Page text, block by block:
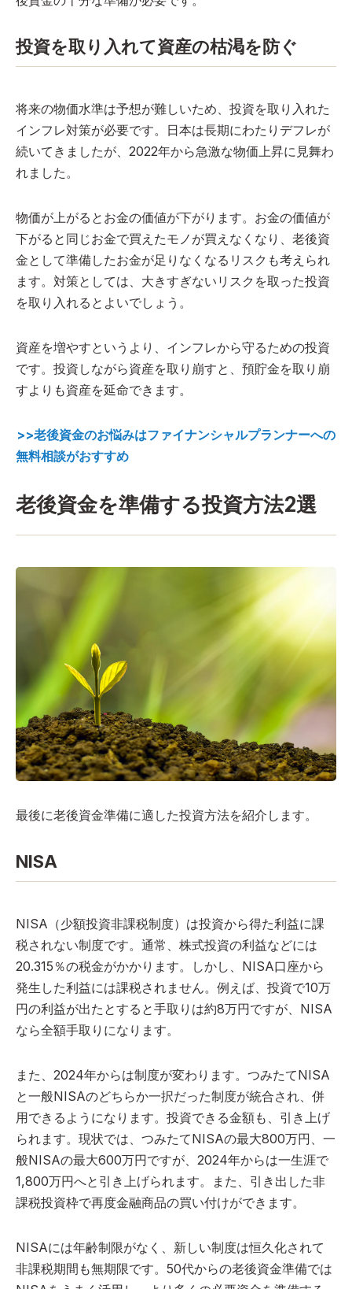
投資を取り入れて資産の枯渇を防ぐ
将来の物価水準は予想が難しいため、投資を取り入れた
インフレ対策が必要です。日本は長期にわたりデフレが
続いてきましたが、2022年から急激な物価上昇に見舞わ
れました。
物価が上がるとお金の価値が下がります。お金の価値が
下がると同じお金で買えたモノが買えなくなり、老後資
金として準備したお金が足りなくなるリスクも考えられ
ます。対策としては、大きすぎないリスクを取った投資
を取り入れるとよいでしょう。
資産を増やすというより、インフレから守るための投資
です。投資しながら資産を取り崩すと、預貯金を取り崩
すよりも資産を延命できます。
>>老後資金のお悩みはファイナンシャルプランナーへの
無料相談がおすすめ
老後資金を準備する投資方法2選
最後に老後資金準備に適した投資方法を紹介します。
NISA
NISA（少額投資非課税制度）は投資から得た利益に課
税されない制度です。通常、株式投資の利益などには
20.315％の税金がかかります。しかし、NISA口座から
発生した利益には課税されません。例えば、投資で10万
円の利益が出たとすると手取りは約8万円ですが、NISA
なら全額手取りになります。
また、2024年からは制度が変わります。つみたてNISA
と一般NISAのどちらか一択だった制度が統合され、併
用できるようになります。投資できる金額も、引き上げ
られます。現状では、つみたてNISAの最大800万円、一
般NISAの最大600万円ですが、2024年からは一生涯で
1,800万円へと引き上げられます。また、引き出した非
課税投資枠で再度金融商品の買い付けができます。
NISAには年齢制限がなく、新しい制度は恒久化されて
非課税期間も無期限です。50代からの老後資金準備では